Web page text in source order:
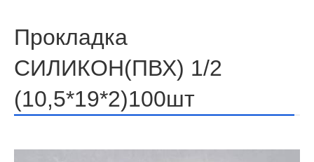
Прокладка
СИЛИКОН(ПВХ) 1/2
(10,5*19*2)100шт